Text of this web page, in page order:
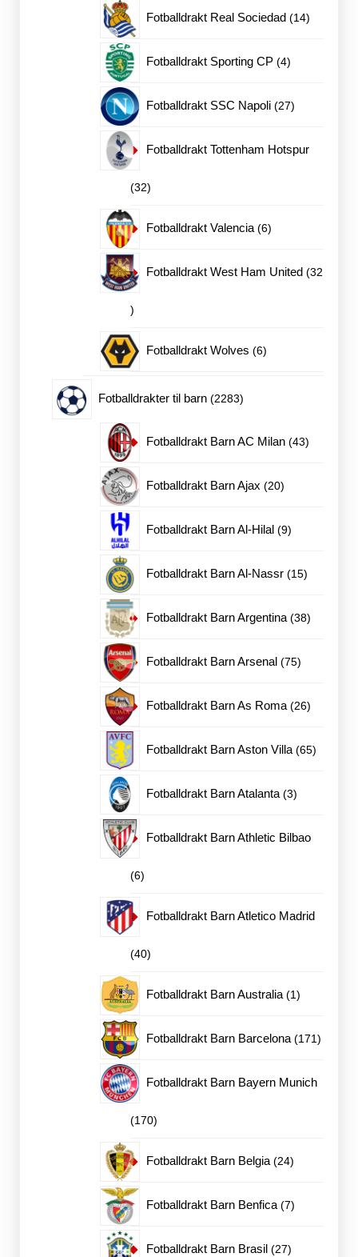
Fotballdrakt Real Sociedad 1414
Fotballdrakt Sporting CP 44
Fotballdrakt SSC Napoli 2727
Fotballdrakt Tottenham Hotspur
3232
produkter
Fotballdrakt Valencia 66
Fotballdrakt West Ham United 32
32
produkter
Fotballdrakt Wolves 66
Fotballdrakter til barn 22832283
Fotballdrakt Barn AC Milan 4343
Fotballdrakt Barn Ajax 2020
Fotballdrakt Barn Al-Hilal 99
Fotballdrakt Barn Al-Nassr 1515
Fotballdrakt Barn Argentina 3838
Fotballdrakt Barn Arsenal 7575
Fotballdrakt Barn As Roma 2626
Fotballdrakt Barn Aston Villa 6565
Fotballdrakt Barn Atalanta 33
Fotballdrakt Barn Athletic Bilbao
66
produkter
Fotballdrakt Barn Atletico Madrid
4040
produkter
Fotballdrakt Barn Australia 11
Fotballdrakt Barn Barcelona 171171
Fotballdrakt Barn Bayern Munich
170170
produkter
Fotballdrakt Barn Belgia 2424
Fotballdrakt Barn Benfica 77
Fotballdrakt Barn Brasil 2727